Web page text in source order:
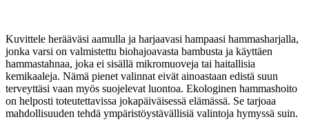
Kuvittele herääväsi aamulla ja harjaavasi hampaasi hammasharjalla,
jonka varsi on valmistettu biohajoavasta bambusta ja käyttäen
hammastahnaa, joka ei sisällä mikromuoveja tai haitallisia
kemikaaleja. Nämä pienet valinnat eivät ainoastaan edistä suun
terveyttäsi vaan myös suojelevat luontoa. Ekologinen hammashoito
on helposti toteutettavissa jokapäiväisessä elämässä. Se tarjoaa
mahdollisuuden tehdä ympäristöystävällisiä valintoja hymyssä suin.